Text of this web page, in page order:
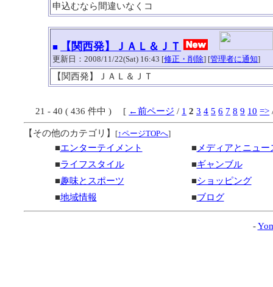
申込むなら間違いなくコ
■ 【関西発】ＪＡＬ＆ＪＴ
更新日：2008/11/22(Sat) 16:43 [修正・削除] [管理者に通知]
【関西発】ＪＡＬ＆ＪＴ
21 - 40 ( 436 件中 ) [ ←前ページ / 1 2 3 4 5 6 7 8 9 10 =>
【その他のカテゴリ】 [↑ページTOPへ]
■エンターテイメント ■メディアとニュー
■ライフスタイル ■ギャンブル
■趣味とスポーツ ■ショッピング
■地域情報 ■ブログ
-